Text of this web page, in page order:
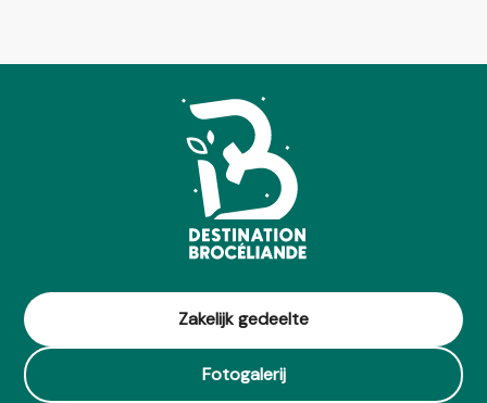
Zakelijk gedeelte
Fotogalerij